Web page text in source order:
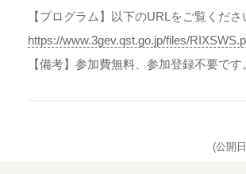
【プログラム】以下のURLをご覧くださ
https://www.3gev.qst.go.jp/files/
【備考】参加費無料、参加登録不要です
(公開